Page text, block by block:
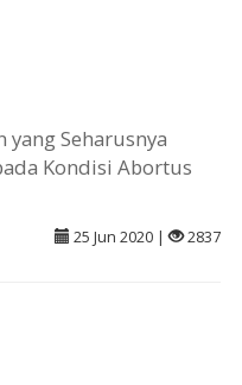
yang Seharusnya
Kondisi Abortus
25 Jun 2020 | 2837